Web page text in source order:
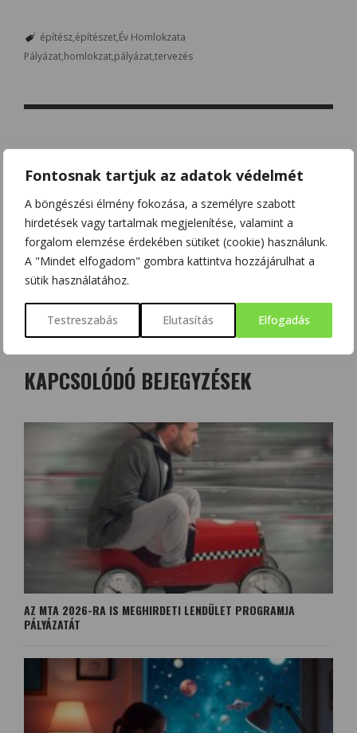
Fontosnak tartjuk az adatok védelmét
A böngészési élmény fokozása, a személyre szabott
hirdetések vagy tartalmak megjelenítése, valamint a
forgalom elemzése érdekében sütiket (cookie) használunk.
A "Mindet elfogadom" gombra kattintva hozzájárulhat a
sütik használatához.
Testreszabás Elutasítás Elfogadás
építész építészet Év Homlokzata
Pályázat homlokzat pályázattervezés
JAPÁN HELLO KITTY-T KÜLDI AZ ŰRBE
NEXT
VILLÁM ALAPÚ IDŐJÁRÁS-FIGYELŐ ÉS
RIASZTÓ TECHNOLÓGIA
KAPCSOLÓDÓ BEJEGYZÉSEK
AZ MTA 2026-RA IS MEGHIRDETI LENDÜLET PROGRAMJA
PÁLYÁZATÁT